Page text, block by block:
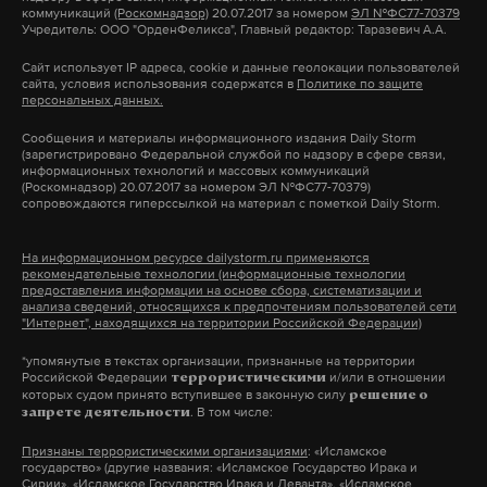
ответственность за уклонение мигрантов от
медосвидетельствования, а с 21 июня —
повышенная уголовная ответственность за
подделку документов о состоянии здоровья.
Существенно увеличиваются пошлины: за
получение российского гражданства — с 4,2
тысячи до 50 тысяч рублей (в 12 раз), за
тысячи до 15 тысяч рублей (в 8 раз), за вид на
жительство — с 6 тысяч до 30 тысяч рублей (в 5
раз). По словам Володина, решения направлены
на совершенствование миграционной политики и
повышение безопасности в стране.
Подпишитесь на Daily Storm вMAX. Он
коммуникаций (Роскомнадзор) 20.07.2017 за номером ЭЛ №ФС77-70379
Учредитель: ООО "ОрденФеликса", Главный редактор: Таразевич А.А.
Сайт использует IP адреса, cookie и данные геолокации пользователей
сайта, условия использования содержатся в Политике по защите
персональных данных.
Сообщения и материалы информационного издания Daily Storm
(зарегистрировано Федеральной службой по надзору в сфере связи,
информационных технологий и массовых коммуникаций
(Роскомнадзор) 20.07.2017 за номером ЭЛ №ФС77-70379)
сопровождаются гиперссылкой на материал с пометкой Daily Storm.
На информационном ресурсе dailystorm.ru применяются
рекомендательные технологии (информационные технологии
предоставления информации на основе сбора, систематизации и
анализа сведений, относящихся к предпочтениям пользователей сети
"Интернет", находящихся на территории Российской Федерации)
*упомянутые в текстах организации, признанные на территории
Российской Федерации террористическими и/или в отношении
которых судом принято вступившее в законную силу решение о
запрете деятельности. В том числе:
Признаны террористическими организациями: «Исламское
государство» (другие названия: «Исламское Государство Ирака и
Сирии», «Исламское Государство Ирака и Леванта», «Исламское